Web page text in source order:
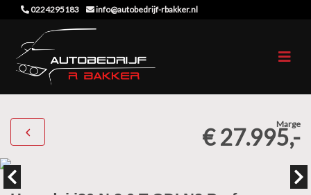
0224295183 info@autobedrijf-rbakker.nl
Marge
€ 27.995,-